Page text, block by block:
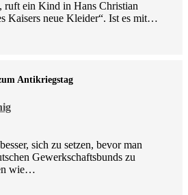
ruft ein Kind in Hans Christian
Kaisers neue Kleider“. Ist es mit…
Antikriegstag
sich zu setzen, bevor man
Gewerkschaftsbunds zu
wie…